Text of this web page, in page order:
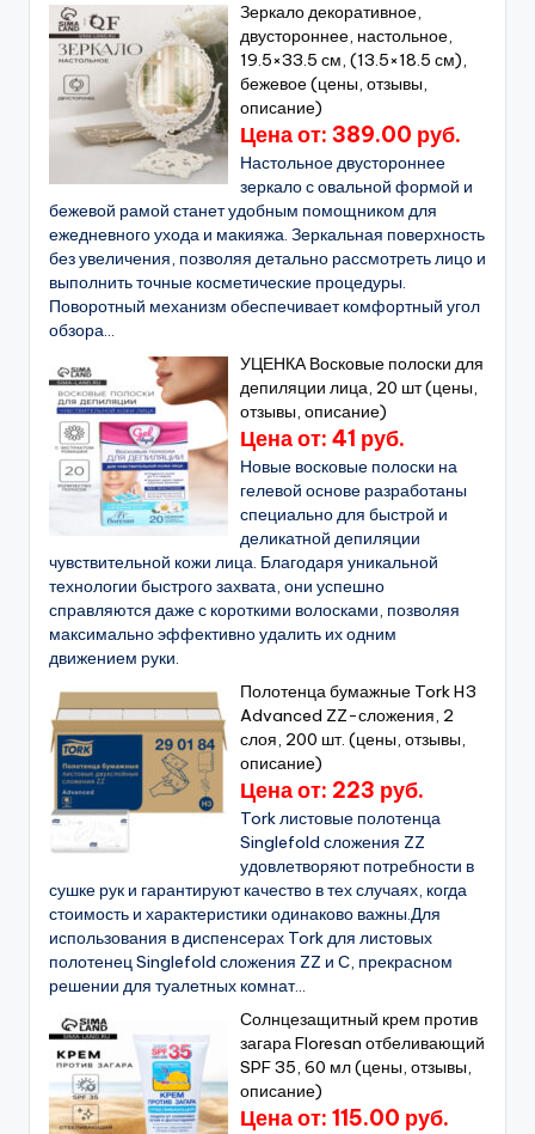
Зеркало декоративное,
двустороннее, настольное,
19.5×33.5 см, (13.5×18.5 см),
бежевое (цены, отзывы,
описание)
Цена от: 389.00 руб.
Настольное двустороннее
зеркало с овальной формой и
бежевой рамой станет удобным помощником для
ежедневного ухода и макияжа. Зеркальная поверхность
без увеличения, позволяя детально рассмотреть лицо и
выполнить точные косметические процедуры.
Поворотный механизм обеспечивает комфортный угол
обзора...
УЦЕНКА Восковые полоски для
депиляции лица, 20 шт (цены,
отзывы, описание)
Цена от: 41 руб.
Новые восковые полоски на
гелевой основе разработаны
специально для быстрой и
деликатной депиляции
чувствительной кожи лица. Благодаря уникальной
технологии быстрого захвата, они успешно
справляются даже с короткими волосками, позволяя
максимально эффективно удалить их одним
движением руки.
Полотенца бумажные Tork H3
Advanced ZZ-сложения, 2
слоя, 200 шт. (цены, отзывы,
описание)
Цена от: 223 руб.
Tork листовые полотенца
Singlefold сложения ZZ
удовлетворяют потребности в
сушке рук и гарантируют качество в тех случаях, когда
стоимость и характеристики одинаково важны.Для
использования в диспенсерах Tork для листовых
полотенец Singlefold сложения ZZ и С, прекрасном
решении для туалетных комнат...
Солнцезащитный крем против
загара Floresan отбеливающий
SPF 35, 60 мл (цены, отзывы,
описание)
Цена от: 115.00 руб.